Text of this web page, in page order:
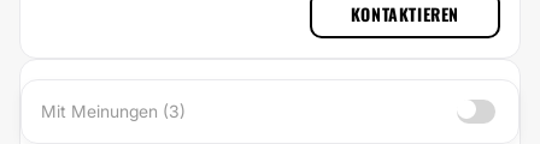
KONTAKTIEREN
Mit Meinungen (3)